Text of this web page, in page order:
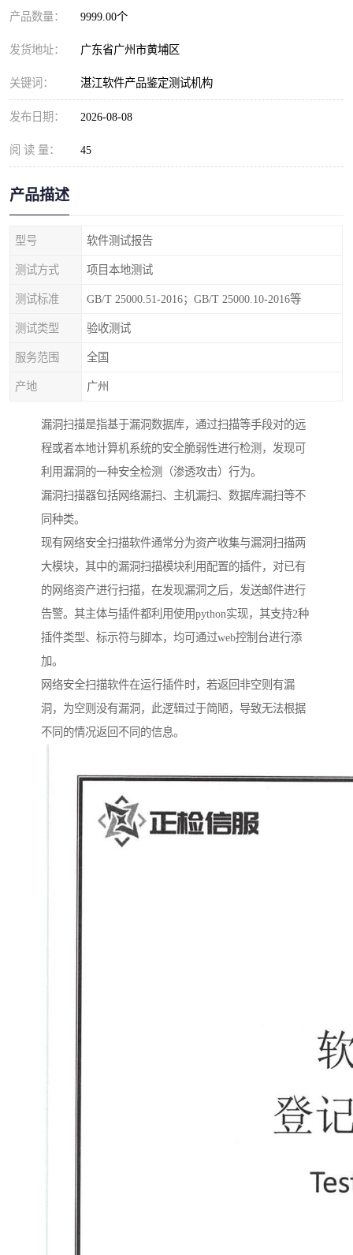
产品数量： 9999.00个
发货地址： 广东省广州市黄埔区
关键词： 湛江软件产品鉴定测试机构
发布日期： 2026-08-08
阅 读 量： 45
产品描述
型号 软件测试报告
测试方式 项目本地测试
测试标准 GB/T 25000.51-2016；GB/T 25000.10-2016等
测试类型 验收测试
服务范围 全国
产地 广州
漏洞扫描是指基于漏洞数据库，通过扫描等手段对的远
程或者本地计算机系统的安全脆弱性进行检测，发现可
利用漏洞的一种安全检测（渗透攻击）行为。
漏洞扫描器包括网络漏扫、主机漏扫、数据库漏扫等不
同种类。
现有网络安全扫描软件通常分为资产收集与漏洞扫描两
大模块，其中的漏洞扫描模块利用配置的插件，对已有
的网络资产进行扫描，在发现漏洞之后，发送邮件进行
告警。其主体与插件都利用使用python实现，其支持2种
插件类型、标示符与脚本，均可通过web控制台进行添
加。
网络安全扫描软件在运行插件时，若返回非空则有漏
洞，为空则没有漏洞，此逻辑过于简陋，导致无法根据
不同的情况返回不同的信息。